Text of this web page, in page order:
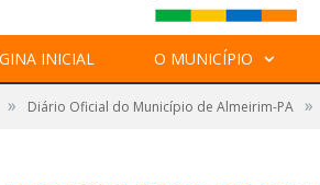
INICIAL O MUNICÍPIO
» Diário Oficial do Município de Almeirim-PA »